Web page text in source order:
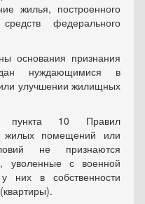
жилья, построенного
федерального
основания признания
нуждающимися в
улучшении жилищных
пункта 10 Правил
жилых помещений или
не признаются
уволенные с военной
них в собственности